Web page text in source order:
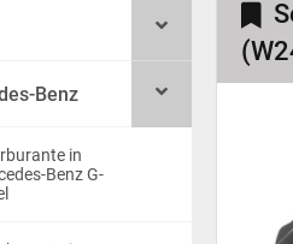
Benz
in
Benz G-